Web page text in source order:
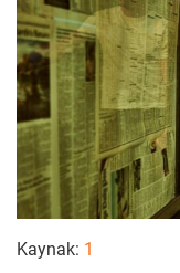
Kaynak: 1